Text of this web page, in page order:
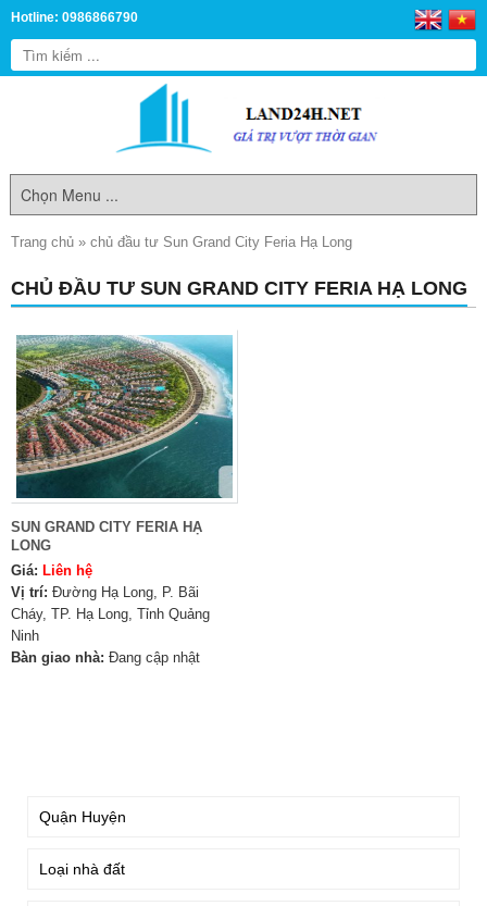
Hotline: 0986866790
Trang chủ » chủ đầu tư Sun Grand City Feria Hạ Long
CHỦ ĐẦU TƯ SUN GRAND CITY FERIA HẠ LONG
SUN GRAND CITY FERIA HẠ
LONG
Giá: Liên hệ
Vị trí: Đường Hạ Long, P. Bãi
Cháy, TP. Hạ Long, Tỉnh Quảng
Ninh
Bàn giao nhà: Đang cập nhật